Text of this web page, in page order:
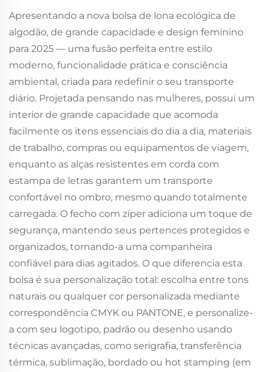
Apresentando a nova bolsa de lona ecológica de
algodão, de grande capacidade e design feminino
para 2025 — uma fusão perfeita entre estilo
moderno, funcionalidade prática e consciência
ambiental, criada para redefinir o seu transporte
diário. Projetada pensando nas mulheres, possui um
interior de grande capacidade que acomoda
facilmente os itens essenciais do dia a dia, materiais
de trabalho, compras ou equipamentos de viagem,
enquanto as alças resistentes em corda com
estampa de letras garantem um transporte
confortável no ombro, mesmo quando totalmente
carregada. O fecho com zíper adiciona um toque de
segurança, mantendo seus pertences protegidos e
organizados, tornando-a uma companheira
confiável para dias agitados. O que diferencia esta
bolsa é sua personalização total: escolha entre tons
naturais ou qualquer cor personalizada mediante
correspondência CMYK ou PANTONE, e personalize-
a com seu logotipo, padrão ou desenho usando
técnicas avançadas, como serigrafia, transferência
térmica, sublimação, bordado ou hot stamping (em